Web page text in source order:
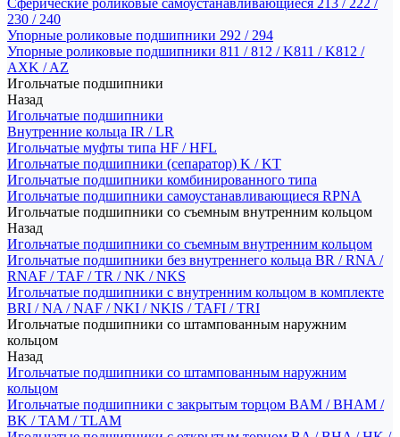
Сферические роликовые самоустанавливающиеся 213 / 222 /
230 / 240
Упорные роликовые подшипники 292 / 294
Упорные роликовые подшипники 811 / 812 / K811 / K812 /
AXK / AZ
Игольчатые подшипники
Назад
Игольчатые подшипники
Внутренние кольца IR / LR
Игольчатые муфты типа HF / HFL
Игольчатые подшипники (сепаратор) K / KT
Игольчатые подшипники комбинированного типа
Игольчатые подшипники самоустанавливающиеся RPNA
Игольчатые подшипники со съемным внутренним кольцом
Назад
Игольчатые подшипники со съемным внутренним кольцом
Игольчатые подшипники без внутреннего кольца BR / RNA /
RNAF / TAF / TR / NK / NKS
Игольчатые подшипники с внутренним кольцом в комплекте
BRI / NA / NAF / NKI / NKIS / TAFI / TRI
Игольчатые подшипники со штампованным наружним
кольцом
Назад
Игольчатые подшипники со штампованным наружним
кольцом
Игольчатые подшипники с закрытым торцом BAM / BHAM /
BK / TAM / TLAM